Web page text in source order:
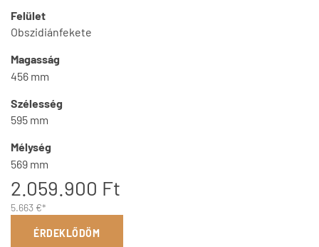
Felület
Obszidiánfekete
Magasság
456 mm
Szélesség
595 mm
Mélység
569 mm
2.059.900 Ft
5.663 €*
ÉRDEKLŐDÖM